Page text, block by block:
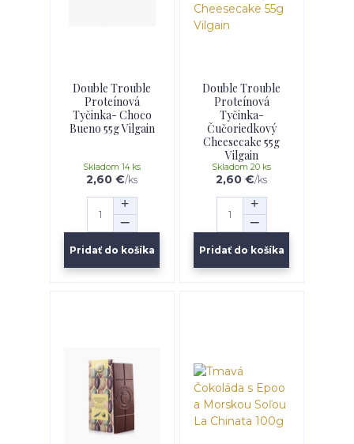
Double Trouble
Proteínová
Tyčinka- Choco
Bueno 55g Vilgain
2,60 €/ks
Skladom 14 ks
Pridať do košíka
Double Trouble
Proteínová
Tyčinka-
Čučoriedkový
Cheesecake 55g
Vilgain
2,60 €/ks
Skladom 20 ks
Pridať do košíka